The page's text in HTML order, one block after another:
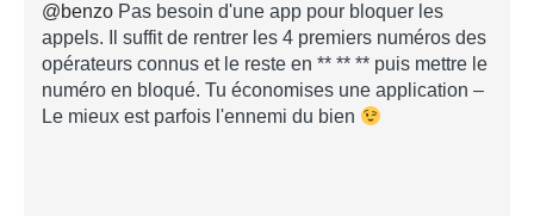
@benzo Pas besoin d'une app pour bloquer les
appels. Il suffit de rentrer les 4 premiers numéros des
opérateurs connus et le reste en ** ** ** puis mettre le
numéro en bloqué. Tu économises une application –
Le mieux est parfois l'ennemi du bien